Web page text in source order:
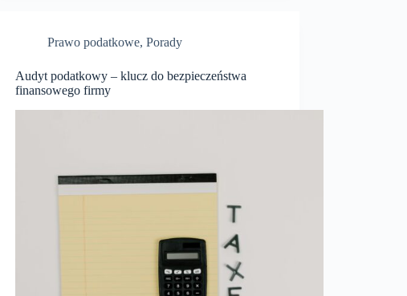
Prawo podatkowe,Porady
Audyt podatkowy – klucz do bezpieczeństwa
finansowego firmy